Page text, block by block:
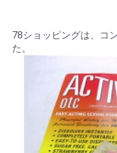
78ショッピングは、コ
た。